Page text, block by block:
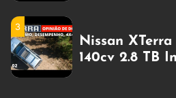
3
Nissan XTerra
140cv 2.8 TB